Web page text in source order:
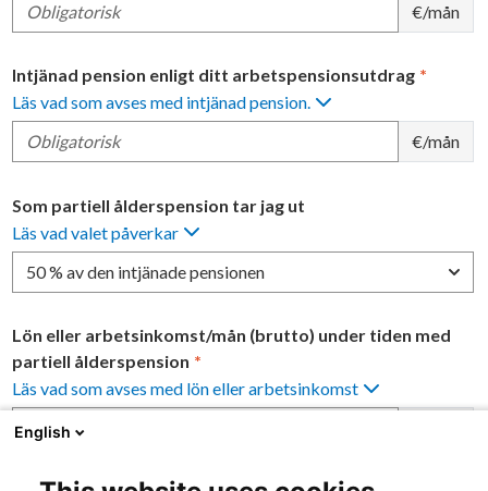
€/mån
Intjänad pension enligt ditt arbetspensionsutdrag *
Läs vad som avses med intjänad pension.
€/mån
Som partiell ålderspension tar jag ut
Läs vad valet påverkar
50 % av den intjänade pensionen
Lön eller arbetsinkomst/mån (brutto) under tiden med
partiell ålderspension *
Läs vad som avses med lön eller arbetsinkomst
English